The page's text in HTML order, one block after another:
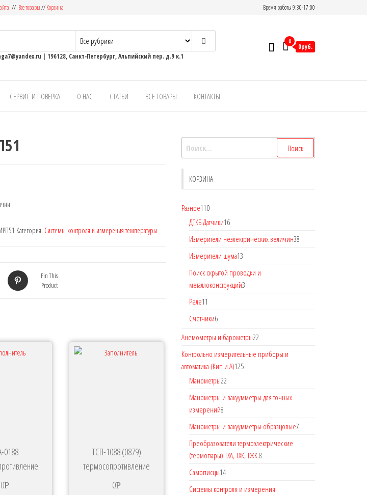
// Все товары//Корзина Время работы 9:30-17:00
| 196128, Санкт-Петербург, Альпийский пер. д.9 к.1
0
0руб.
СЕРВИС И ПОВЕРКА О НАС СТАТЬИ ВСЕ ТОВАРЫ КОНТАКТЫ
Категория: Системы контроля и измерения температуры
Pin This
Product
0188
0Р
ТСП-1088 (0879)
термосопротивление
0Р
КОРЗИНА
Разное110
ДТКБ Датчики16
Измерители неэлектрических величин38
Измерители шума13
Поиск скрытой проводки и
металлоконструкций3
Реле11
Счетчики6
Анемометры и барометры22
Контрольно измерительные приборы и
автоматика (Кип и А)125
Манометры22
Манометры и вакуумметры для точных
измерений8
Манометры и вакуумметры образцовые7
Преобразователи термоэлектрические
(термопары) ТХА, ТХК, ТЖК.8
Самописцы14
Системы контроля и измерения